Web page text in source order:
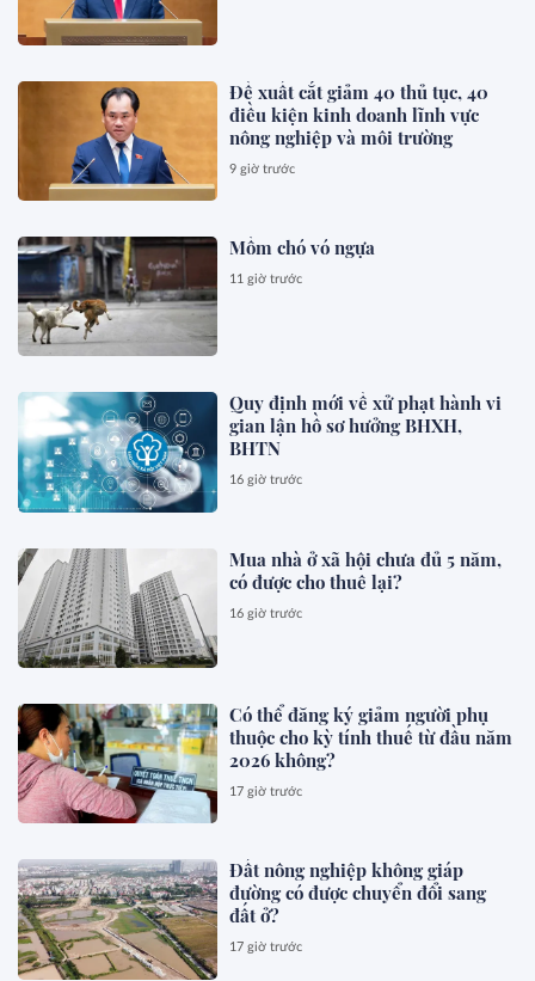
Đề xuất cắt giảm 40 thủ tục, 40
điều kiện kinh doanh lĩnh vực
nông nghiệp và môi trường
9 giờ trước
Mồm chó vó ngựa
11 giờ trước
Quy định mới về xử phạt hành vi
gian lận hồ sơ hưởng BHXH,
BHTN
16 giờ trước
Mua nhà ở xã hội chưa đủ 5 năm,
có được cho thuê lại?
16 giờ trước
Có thể đăng ký giảm người phụ
thuộc cho kỳ tính thuế từ đầu năm
2026 không?
17 giờ trước
Đất nông nghiệp không giáp
đường có được chuyển đổi sang
đất ở?
17 giờ trước